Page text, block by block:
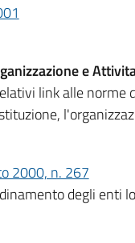
e
link alle norme
2000, n. 267
degli enti